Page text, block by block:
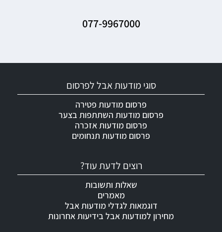
077-9967000
רוצים לדעת עוד?
שאלות ותשובות
מאמרים
דוגמאות לגדלי מודעות אבל
מחירון למודעות אבל בידיעות אחרונות
סוגי מודעות אבל לפרסום
פרסום מודעות פטירה
פרסום מודעות השתתפות בצער
פרסום מודעות אזכרה
פרסום מודעות תנחומים